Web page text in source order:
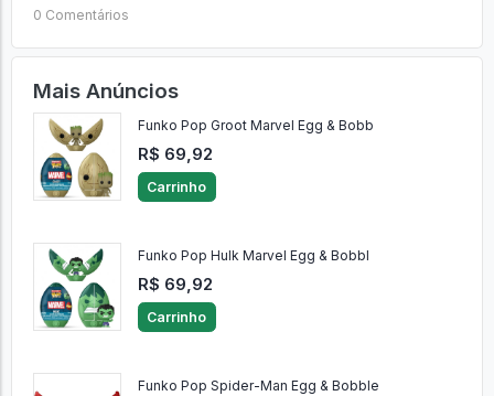
0 Comentários
Mais Anúncios
Funko Pop Groot Marvel Egg & Bobb
R$ 69,92
Carrinho
Funko Pop Hulk Marvel Egg & Bobbl
R$ 69,92
Carrinho
Funko Pop Spider-Man Egg & Bobble